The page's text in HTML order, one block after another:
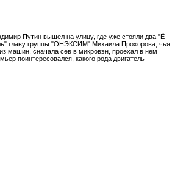
Путин вышел на улицу, где уже стояли два "Ё-
главу группы "ОНЭКСИМ" Михаила Прохорова, чья
машин, сначала сев в микровэн, проехал в нем
поинтересовался, какого рода двигатель